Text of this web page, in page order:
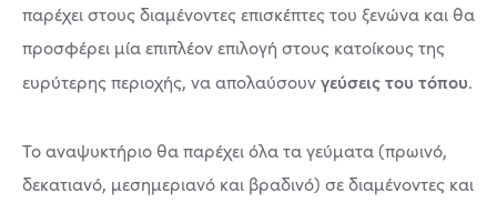
παρέχει στους διαμένοντες επισκέπτες του ξενώνα και θα
προσφέρει μία επιπλέον επιλογή στους κατοίκους της
ευρύτερης περιοχής, να απολαύσουνγεύσεις του τόπου.
Το αναψυκτήριο θα παρέχει όλα τα γεύματα (πρωινό,
δεκατιανό, μεσημεριανό και βραδινό) σε διαμένοντες και